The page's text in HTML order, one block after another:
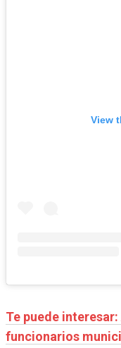
View
Te puede
funcionarios